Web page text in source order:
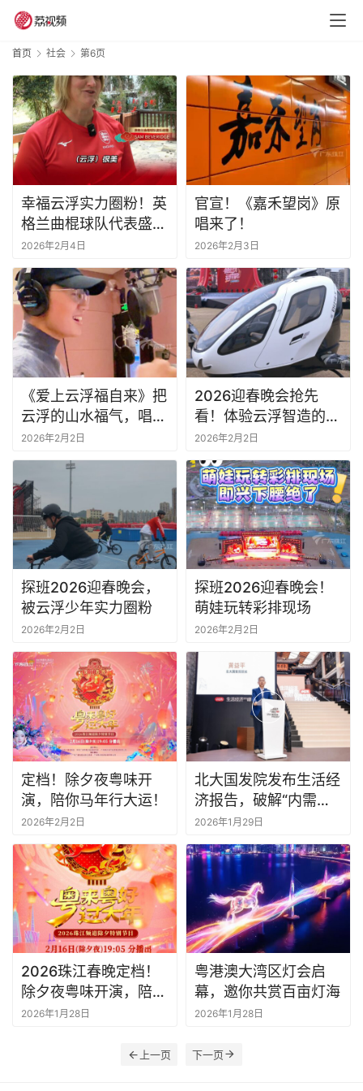
首页 社会 第6页
幸福云浮实力圈粉！英
格兰曲棍球队代表盛情
点赞
2026年2月4日
官宣！《嘉禾望岗》原
唱来了！
2026年2月3日
《爱上云浮福自来》把
云浮的山水福气，唱给
你听！
2026年2月2日
2026迎春晚会抢先
看！体验云浮智造的王
牌无人机
2026年2月2日
探班2026迎春晚会，
被云浮少年实力圈粉
2026年2月2日
探班2026迎春晚会！
萌娃玩转彩排现场
2026年2月2日
定档！除夕夜粤味开
演，陪你马年行大运！
2026年2月2日
北大国发院发布生活经
济报告，破解“内需不
足”关键是供需精准匹
配
2026年1月29日
2026珠江春晚定档！
除夕夜粤味开演，陪你
马年行大运！
2026年1月28日
粤港澳大湾区灯会启
幕，邀你共赏百亩灯海
2026年1月28日
上一页 下一页